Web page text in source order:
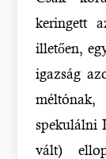
keringett
illetően,
igazság
spekulálni
vált)